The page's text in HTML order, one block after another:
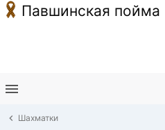
Павшинская пойма
Шахматки